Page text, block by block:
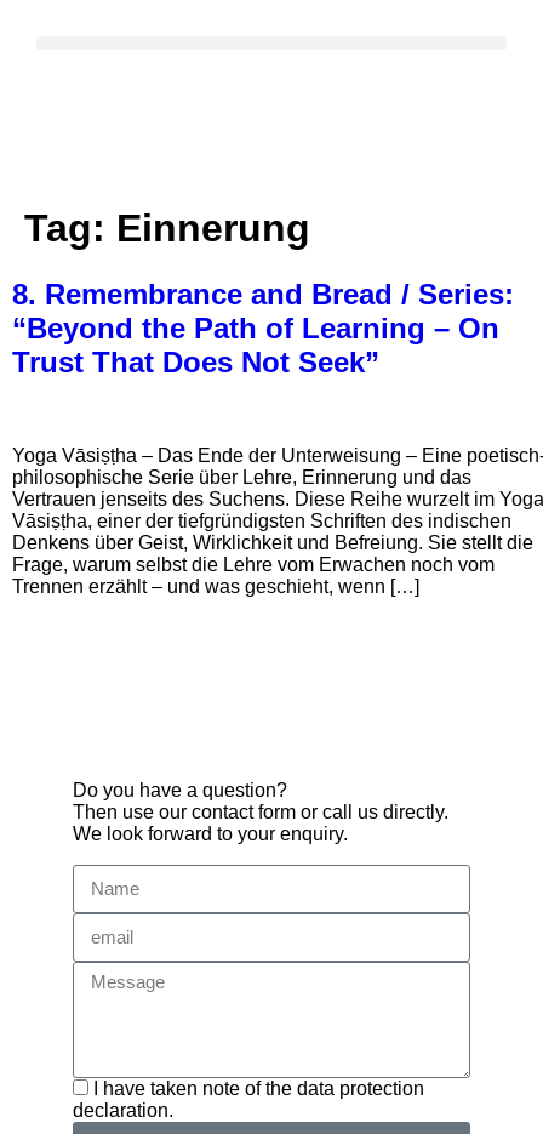
Tag: Einnerung
8. Remembrance and Bread / Series:
“Beyond the Path of Learning – On
Trust That Does Not Seek”
Yoga Vāsiṣṭha – Das Ende der Unterweisung – Eine
philosophische Serie über Lehre, Erinnerung und das
Vertrauen jenseits des Suchens. Diese Reihe wurzelt im Yoga
Vāsiṣṭha, einer der tiefgründigsten Schriften des indischen
Denkens über Geist, Wirklichkeit und Befreiung. Sie stellt die
Frage, warum selbst die Lehre vom Erwachen noch vom
Trennen erzählt – und was geschieht, wenn […]
Do you have a question?
Then use our contact form or call us directly.
We look forward to your enquiry.
I have taken note of the data protection
declaration.